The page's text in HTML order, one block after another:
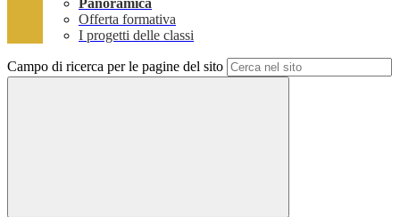
Panoramica
Offerta formativa
I progetti delle classi
Campo di ricerca per le pagine del sito